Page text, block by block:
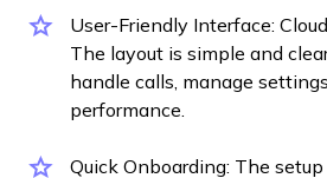
User-Friendly Interface:
The layout is simple and
handle calls, manage
performance.
Quick Onboarding: The